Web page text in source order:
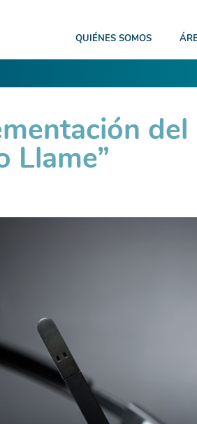
QUIÉNES SOMOS
Llame”